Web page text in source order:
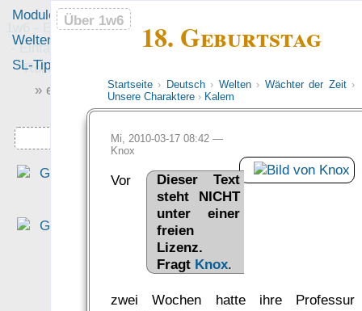
1w6 - Ein Würfel System
- Einfach saubere, freie
Rollenspiel-Regeln
18. Geburtstag
Startseite› Deutsch› Welten› Wächter der Zeit›
Unsere Charaktere› Kalem
Mi, 2010-03-17 08:42 —
Knox
Dieser Text
steht NICHT
unter einer
freien
Lizenz.
Fragt Knox.
Vor
zwei Wochen hatte ihre Professur
Über 1w6
Module
Welten
Foren
SL-Tipps
» einfach saubere «
» Regeln «
Über 1w6
Downloads
„Eine interessante
richtung, die sich für mich
altem DSA Spieler fast
ungewohnt schlank anfühlt.“
— Philipp von Phönixbanner
was Leute sagen…